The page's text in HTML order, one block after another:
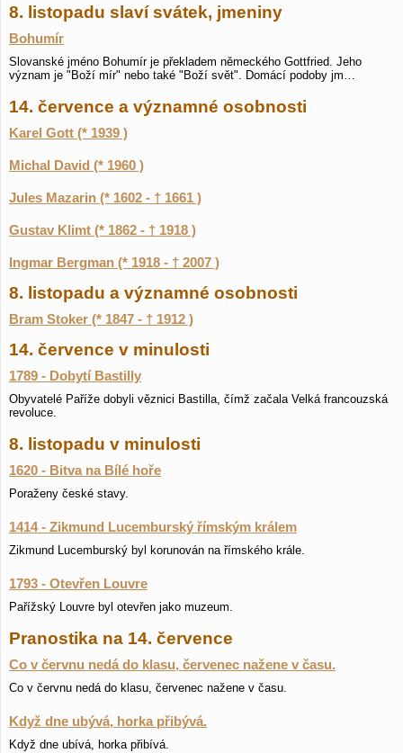
8. listopadu slaví svátek, jmeniny
Bohumír
Slovanské jméno Bohumír je překladem německého Gottfried. Jeho
význam je "Boží mír" nebo také "Boží svět". Domácí podoby jm…
14. července a významné osobnosti
Karel Gott (* 1939 )
Michal David (* 1960 )
Jules Mazarin (* 1602 - † 1661 )
Gustav Klimt (* 1862 - † 1918 )
Ingmar Bergman (* 1918 - † 2007 )
8. listopadu a významné osobnosti
Bram Stoker (* 1847 - † 1912 )
14. července v minulosti
1789 - Dobytí Bastilly
Obyvatelé Paříže dobyli věznici Bastilla, čímž začala Velká francouzská
revoluce.
8. listopadu v minulosti
1620 - Bitva na Bílé hoře
Poraženy české stavy.
1414 - Zikmund Lucemburský římským králem
Zikmund Lucemburský byl korunován na římského krále.
1793 - Otevřen Louvre
Pařížský Louvre byl otevřen jako muzeum.
Pranostika na 14. července
Co v červnu nedá do klasu, červenec nažene v času.
Co v červnu nedá do klasu, červenec nažene v času.
Když dne ubývá, horka přibývá.
Když dne ubívá, horka přibívá.